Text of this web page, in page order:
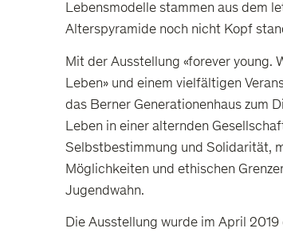
Lebensmodelle stammen aus dem
Alterspyramide noch nicht Kopf
Mit der Ausstellung «forever young.
Leben» und einem vielfältigen
das Berner Generationenhaus zum
Leben in einer alternden
Selbstbestimmung und Solidarität,
Möglichkeiten und ethischen
Jugendwahn.
Die Ausstellung wurde im April